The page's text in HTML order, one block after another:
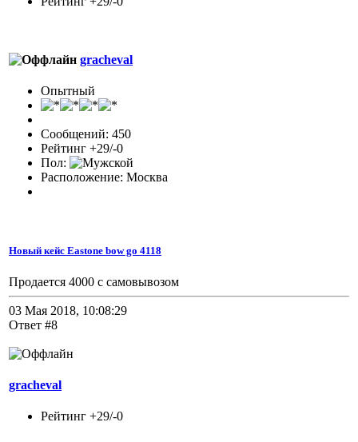
gracheval
Опытный
Сообщений: 450
Рейтинг +29/-0
Пол:
Расположение: Москва
Новый кейс Eastone bow go 4118
Продается 4000 с самовывозом
03 Мая 2018, 10:08:29
Ответ #8
gracheval
Рейтинг +29/-0